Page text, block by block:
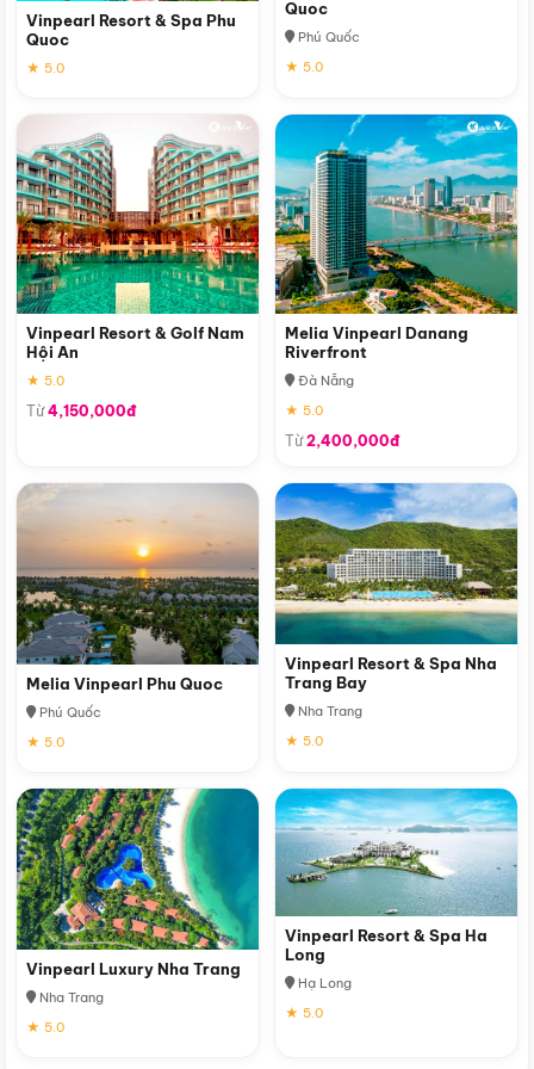
Vinpearl Resort & Spa Phu
Quoc
★ 5.0
Quoc
Phú Quốc
★ 5.0
Vinpearl Resort & Golf Nam
Hội An
★ 5.0
Từ4,150,000đ
Melia Vinpearl Danang
Riverfront
Đà Nẵng
★ 5.0
Từ2,400,000đ
Melia Vinpearl Phu Quoc
Phú Quốc
★ 5.0
Vinpearl Resort & Spa Nha
Trang Bay
Nha Trang
★ 5.0
Vinpearl Luxury Nha Trang
Nha Trang
★ 5.0
Vinpearl Resort & Spa Ha
Long
Hạ Long
★ 5.0